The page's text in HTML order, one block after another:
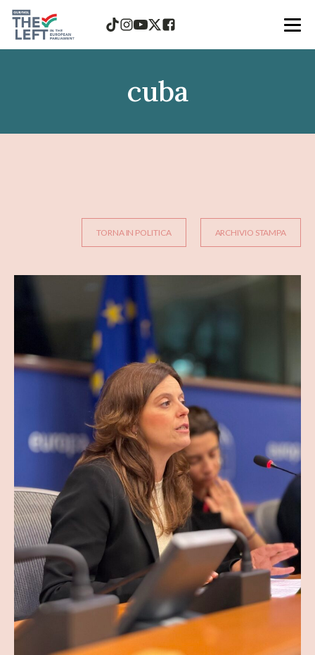
cuba
TORNA IN POLITICA ARCHIVIO STAMPA